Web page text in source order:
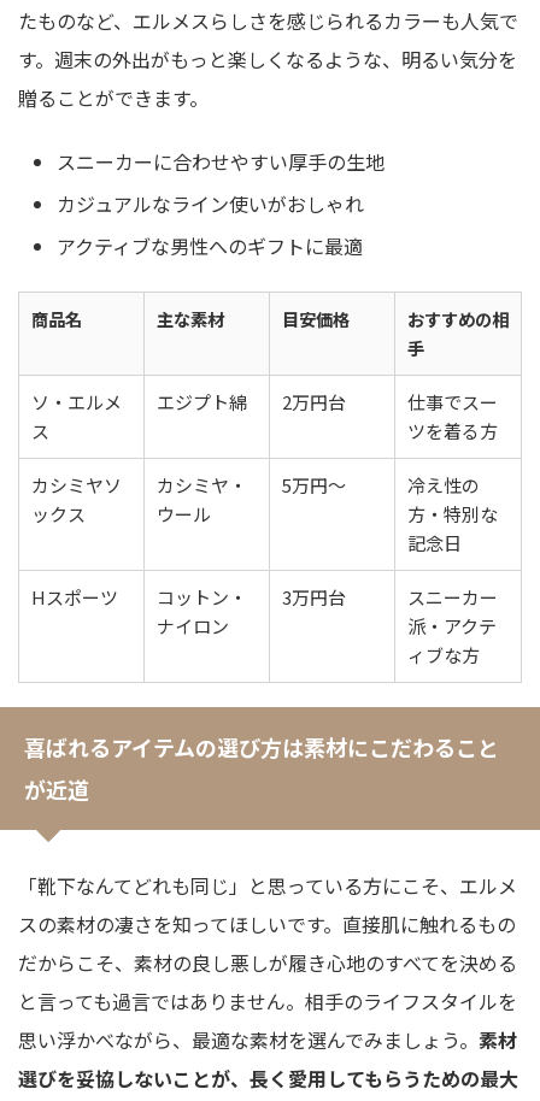
たものなど、エルメスらしさを感じられるカラーも人気で
す。週末の外出がもっと楽しくなるような、明るい気分を
贈ることができます。
スニーカーに合わせやすい厚手の生地
カジュアルなライン使いがおしゃれ
アクティブな男性へのギフトに最適
商品名 主な素材 目安価格
おすすめの相
手
ソ・エルメ
ス
エジプト綿 2万円台
仕事でスー
ツを着る方
カシミヤソ
ックス
カシミヤ・
ウール
5万円〜
冷え性の
方・特別な
記念日
Hスポーツ
コットン・
ナイロン
3万円台
スニーカー
派・アクテ
ィブな方
喜ばれるアイテムの選び方は素材にこだわること
が近道
「靴下なんてどれも同じ」と思っている方にこそ、エルメ
スの素材の凄さを知ってほしいです。直接肌に触れるもの
だからこそ、素材の良し悪しが履き心地のすべてを決める
と言っても過言ではありません。相手のライフスタイルを
思い浮かべながら、最適な素材を選んでみましょう。 素材
選びを妥協しないことが、長く愛用してもらうための最大